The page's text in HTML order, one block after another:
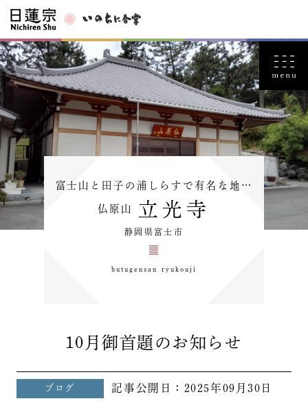
富士山と田子の浦しらすで有名な地…
仏原山 立光寺
静岡県富士市
butugensan ryukouji
10月御首題のお知らせ
ブログ 記事公開日： 2025年09月30日